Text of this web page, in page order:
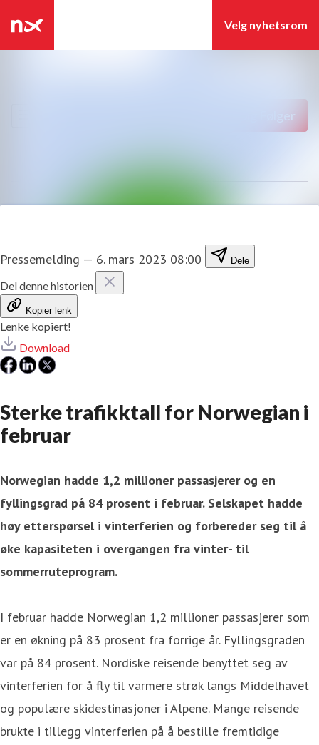
Følger
Pressemelding — 6. mars 2023 08:00 Dele
Del denne historien
Kopier lenk
Lenke kopiert!
Download
Sterke trafikktall for Norwegian i
februar
Norwegian hadde 1,2 millioner passasjerer og en
fyllingsgrad på 84 prosent i februar. Selskapet hadde
høy etterspørsel i vinterferien og forbereder seg til å
øke kapasiteten i overgangen fra vinter- til
sommerruteprogram.
I februar hadde Norwegian 1,2 millioner passasjerer som
er en økning på 83 prosent fra forrige år. Fyllingsgraden
var på 84 prosent. Nordiske reisende benyttet seg av
vinterferien for å fly til varmere strøk langs Middelhavet
og populære skidestinasjoner i Alpene. Mange reisende
brukte i tillegg vinterferien på å bestille fremtidige